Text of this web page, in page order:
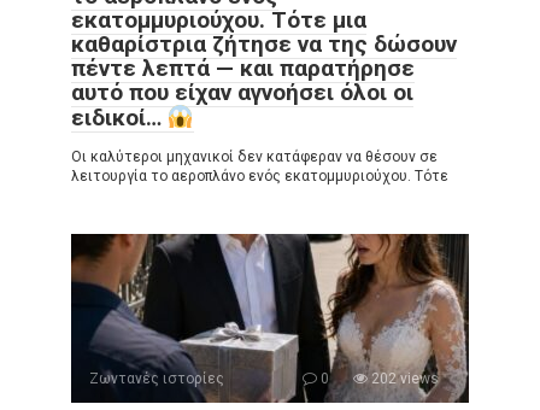
εκατομμυριούχου. Τότε μια
καθαρίστρια ζήτησε να της δώσουν
πέντε λεπτά — και παρατήρησε
αυτό που είχαν αγνοήσει όλοι οι
ειδικοί…
Οι καλύτεροι μηχανικοί δεν κατάφεραν να θέσουν σε
λειτουργία το αεροπλάνο ενός εκατομμυριούχου. Τότε
Ζωντανές ιστορίες 0 202 views